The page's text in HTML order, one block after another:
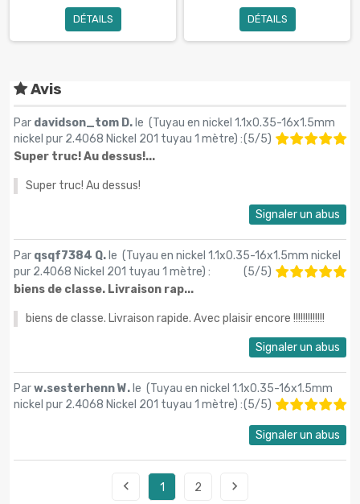
DÉTAILS DÉTAILS
Avis
Par davidson_tom D. le (Tuyau en nickel 1.1x0.35-16x1.5mm
nickel pur 2.4068 Nickel 201 tuyau 1 mètre) :(5/5)
Super truc! Au dessus!...
Super truc! Au dessus!
Signaler un abus
Par qsqf7384 Q. le (Tuyau en nickel 1.1x0.35-16x1.5mm nickel
pur 2.4068 Nickel 201 tuyau 1 mètre) : (5/5)
biens de classe. Livraison rap...
biens de classe. Livraison rapide. Avec plaisir encore !!!!!!!!!!!!!
Signaler un abus
Parw.sesterhenn W. le (Tuyau en nickel 1.1x0.35-16x1.5mm
nickel pur 2.4068 Nickel 201 tuyau 1 mètre) :(5/5)
Signaler un abus
 1 2 